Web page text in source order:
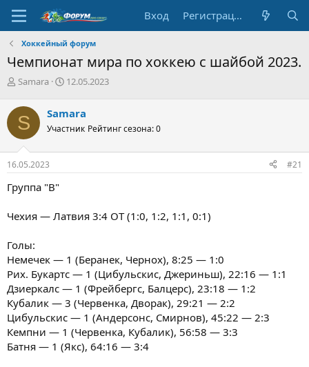
Вход Регистрация
Хоккейный форум
Чемпионат мира по хоккею с шайбой 2023.
А
т
о
р
т
е
м
Samara
Д
а
н
ч
12.05.2023
S Samara
Участник Рейтинг сезона: 0
16.05.2023 #21
Группа "В"
Чехия — Латвия 3:4 ОТ (1:0, 1:2, 1:1, 0:1)
Голы:
Немечек — 1 (Беранек, Чернох), 8:25 — 1:0
Рих. Букартс — 1 (Цибульскис, Джериньш), 22:16 — 1:1
Дзиеркалс — 1 (Фрейбергс, Балцерс), 23:18 — 1:2
Кубалик — 3 (Червенка, Дворак), 29:21 — 2:2
Цибульскис — 1 (Андерсонс, Смирнов), 45:22 — 2:3
Кемпни — 1 (Червенка, Кубалик), 56:58 — 3:3
Батня — 1 (Якс), 64:16 — 3:4